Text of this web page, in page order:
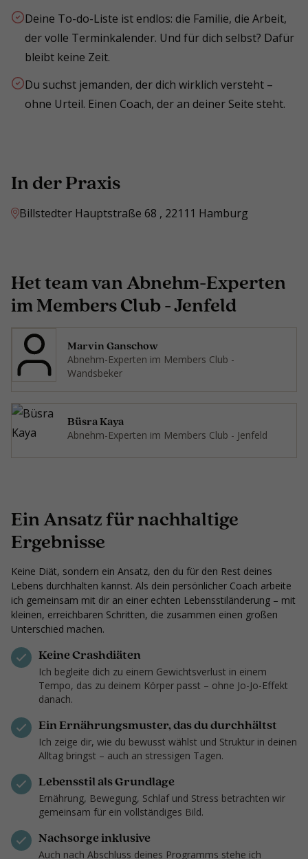
Deine To-do-Liste ist endlos: die Familie, die Arbeit,
der volle Terminkalender. Und für dich selbst? Dafür
bleibt keine Zeit.
Du suchst jemanden, der dich wirklich versteht –
ohne Urteil. Einen Coach, der an deiner Seite steht.
In der Praxis
Billstedter Hauptstraße 68 , 22111 Hamburg
Het team van Abnehm-Experten
im Members Club - Jenfeld
Marvin Ganschow
Abnehm-Experten im Members Club -
Wandsbeker
Büsra Kaya
Abnehm-Experten im Members Club - Jenfeld
Ein Ansatz für nachhaltige
Ergebnisse
Keine Diät, sondern ein Ansatz, den du für den Rest deines
Lebens durchhalten kannst. Als dein persönlicher Coach arbeite
ich gemeinsam mit dir an einer echten Lebensstiländerung – mit
kleinen, erreichbaren Schritten, die zusammen einen großen
Unterschied machen.
Keine Crashdiäten
Ich begleite dich zu einem Gewichtsverlust in einem
Tempo, das zu deinem Körper passt – ohne Jo-Jo-Effekt
danach.
Ein Ernährungsmuster, das du durchhältst
Ich zeige dir, wie du bewusst wählst und Struktur in deinen
Alltag bringst – auch an stressigen Tagen.
Lebensstil als Grundlage
Ernährung, Bewegung, Schlaf und Stress betrachten wir
gemeinsam für ein vollständiges Bild.
Nachsorge inklusive
Auch nach Abschluss deines Programms stehe ich